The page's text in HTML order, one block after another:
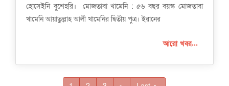
হোসেইনি বুশেহরি। মোজতাবা খামেনি : ৫৬ বছর বয়স্ক মোজতাবা
খামেনি আয়াতুল্লাহ আলী খামেনির দ্বিতীয় পুত্র। ইরানের
আরো খবর...